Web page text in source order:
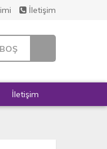
İletişim
İletişim